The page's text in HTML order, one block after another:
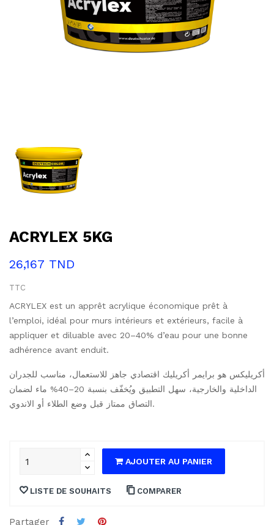
ACRYLEX 5KG
26,167 TND
TTC
ACRYLEX est un apprêt acrylique économique prêt à
l’emploi, idéal pour murs intérieurs et extérieurs, facile à
appliquer et diluable avec 20–40% d’eau pour une bonne
adhérence avant enduit.
أكريليكس هو برايمر أكريليك اقتصادي جاهز للاستعمال، مناسب للجدران
الداخلية والخارجية، سهل التطبيق ويُخفّف بنسبة 20–40% ماء لضمان
التصاق ممتاز قبل وضع الطلاء أو الاندوي.
AJOUTER AU PANIER
LISTE DE SOUHAITS COMPARER
Partager